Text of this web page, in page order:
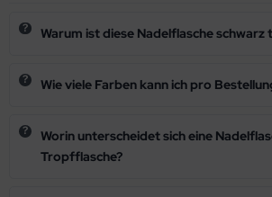
Warum ist diese Nadelflasche schwarz
Wie viele Farben kann ich pro
Worin unterscheidet sich eine
Tropfflasche?